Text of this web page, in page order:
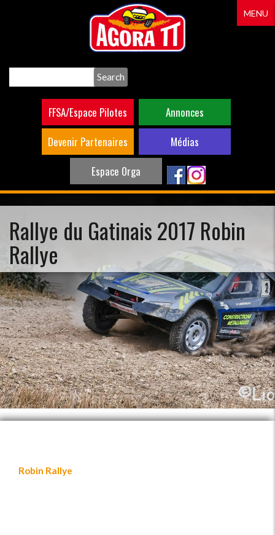
FFSA/Espace Pilotes
Annonces
Devenir Partenaires
Médias
Espace Orga
MENU
Rallye du Gatinais 2017 Robin
Rallye
Robin Rallye